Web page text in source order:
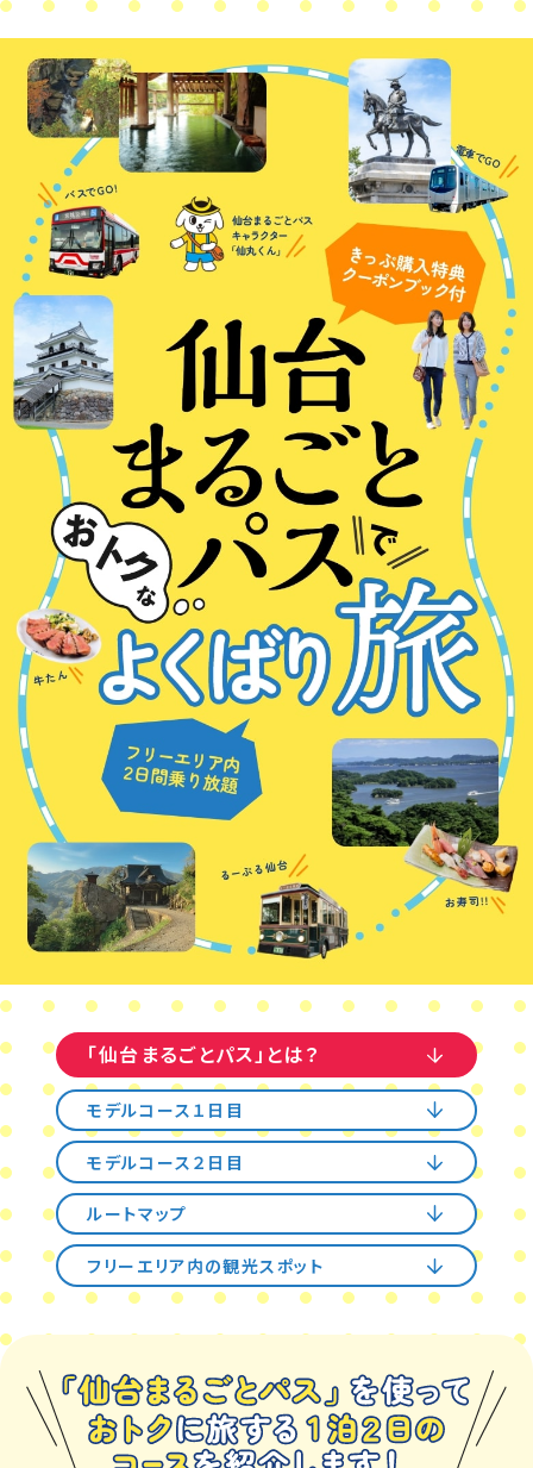
「仙台まるごとパス」 とは？
モデルコース １日目
モデルコース ２日目
ルートマップ
フリーエリア内の観光スポット